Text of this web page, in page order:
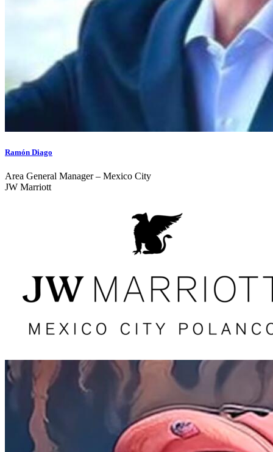
Ramón Diago
Area General Manager – Mexico City
JW Marriott